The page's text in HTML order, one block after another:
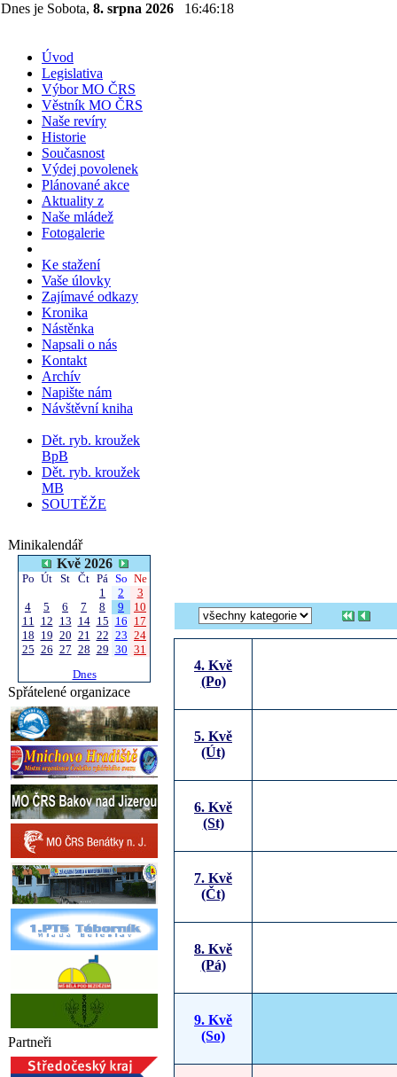
Dnes je Sobota, 8. srpna 2026 16:46:18
Úvod
Legislativa
Výbor MO ČRS
Věstník MO ČRS
Naše revíry
Historie
Současnost
Výdej povolenek
Plánované akce
Aktuality z
Naše mládež
Fotogalerie
Ke stažení
Vaše úlovky
Zajímavé odkazy
Kronika
Nástěnka
Napsali o nás
Kontakt
Archív
Napište nám
Návštěvní kniha
Dět. ryb. kroužek
BpB
Dět. ryb. kroužek
MB
SOUTĚŽE
Minikalendář
Kvě 2026
Po Út St Čt Pá So Ne
1
2
3
4
5 6 7 8 9
10
11 12 13 14 15 16 17
18 19 20 21 22 23 24
25 26 27 28 29 30 31
Dnes
Spřátelené organizace
Partneři
4. Kvě
(Po)
5. Kvě
(Út)
6. Kvě
(St)
7. Kvě
(Čt)
8. Kvě
(Pá)
9. Kvě
(So)